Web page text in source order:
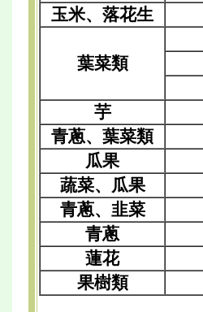
玉米、落花生
葉菜類
芋
青蔥、葉菜類
瓜果
蔬菜、瓜果
青蔥、韭菜
青蔥
蓮花
果樹類